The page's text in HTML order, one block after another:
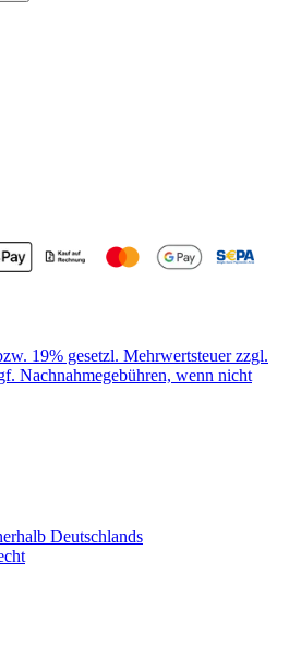
19% gesetzl. Mehrwertsteuer zzgl.
Nachnahmegebühren, wenn nicht
Deutschlands